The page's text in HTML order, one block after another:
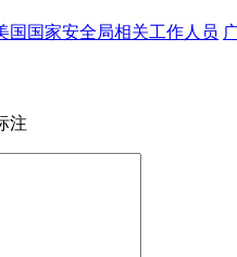
国国家安全局相关工作人员
注